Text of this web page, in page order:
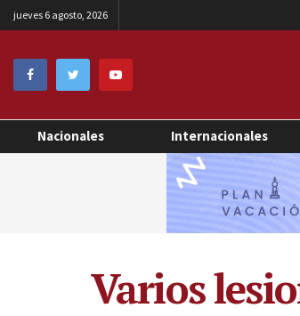
jueves 6 agosto, 2026
Nacionales Internacionales
Varios